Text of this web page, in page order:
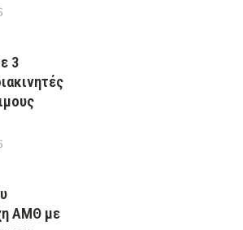
3
ΑΜΘ με